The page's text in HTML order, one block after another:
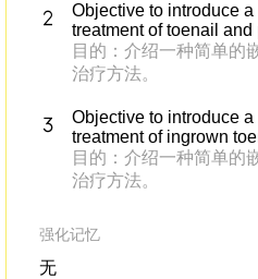
Objective to introduce
treatment of toenail and
目的：介绍一种简单的
治疗方法。
Objective to introduce
treatment of ingrown
目的：介绍一种简单的
治疗方法。
强化记忆
无